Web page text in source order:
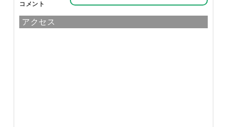
コメント
アクセス